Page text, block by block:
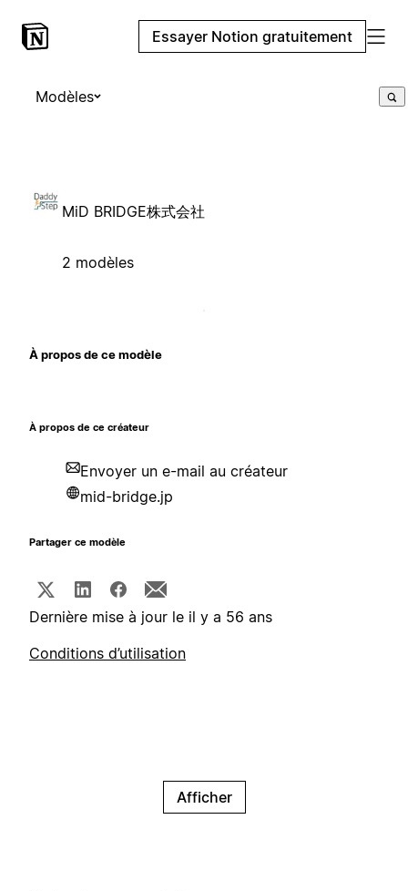
Essayer Notion gratuitement
Modèles
MiD BRIDGE株式会社
2 modèles
À propos de ce modèle
À propos de ce créateur
Envoyer un e-mail au créateur
mid-bridge.jp
Partager ce modèle
Dernière mise à jour le il y a 56 ans
Conditions d’utilisation
Afficher